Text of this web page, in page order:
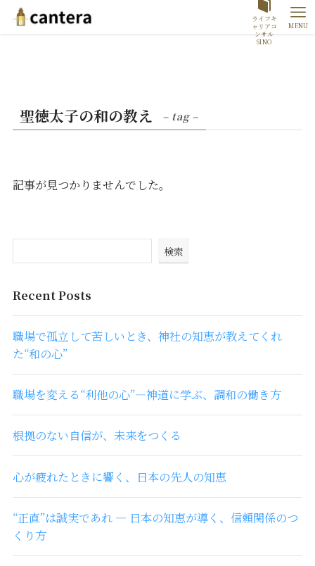
ライフキ
ャリアコ
ンサル
SINO
MENU
聖徳太子の和の教え – tag –
記事が見つかりませんでした。
検索
Recent Posts
職場で孤立して苦しいとき、神社の知恵が教えてくれ
た“和の心”
職場を変える“利他の心”―神道に学ぶ、調和の働き方
根拠のない自信が、未来をつくる
心が疲れたときに響く、日本の先人の知恵
“正直”は誠実であれ ― 日本の知恵が導く、信頼関係のつ
くり方